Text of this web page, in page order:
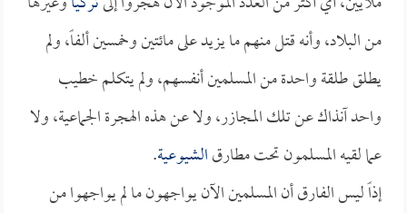
من البلاد، وأنه قتل منهم ما يزيد على مائتين وخمسين ألفاً، ولم
يطلق طلقة واحدة من المسلمين أنفسهم، ولم يتكلم خطيب
واحد آنذاك عن تلك المجازر، ولا عن هذه الهجرة الجماعية، ولا
عما لقيه المسلمون تحت مطارقالشيوعية.
إذاً ليس الفارق أن المسلمين الآن يواجهون ما لم يواجهوا من